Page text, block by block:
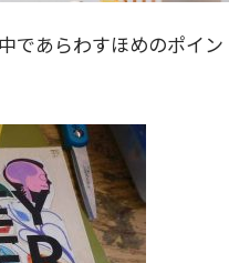
であらわすほめのポイン